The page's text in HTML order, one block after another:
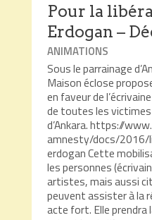
Pour la
Erdogan –
ANIMATIONS
Sous le parrainage
Maison éclose
en faveur de
de toutes les victimes
d’Ankara. https://
amnesty/docs/
erdogan Cette
les personnes
artistes, mais aussi
peuvent assister à la
acte fort. Elle prendra